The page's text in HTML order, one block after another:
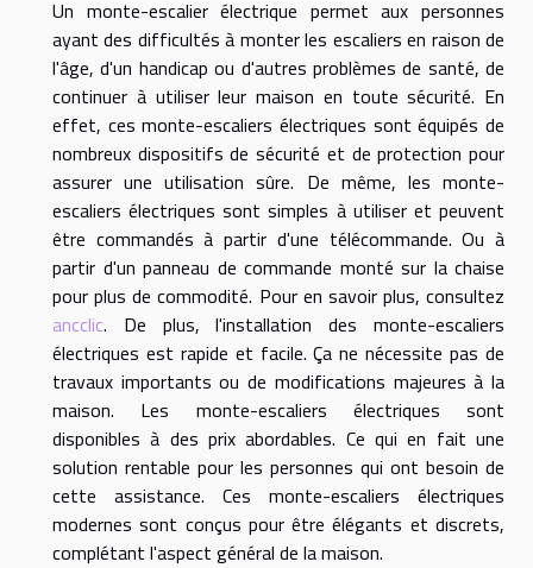
Un monte-escalier électrique permet aux personnes
ayant des difficultés à monter les escaliers en raison de
l'âge, d'un handicap ou d'autres problèmes de santé, de
continuer à utiliser leur maison en toute sécurité. En
effet, ces monte-escaliers électriques sont équipés de
nombreux dispositifs de sécurité et de protection pour
assurer une utilisation sûre. De même, les monte-
escaliers électriques sont simples à utiliser et peuvent
être commandés à partir d'une télécommande. Ou à
partir d'un panneau de commande monté sur la chaise
pour plus de commodité. Pour en savoir plus, consultez
ancclic. De plus, l'installation des monte-escaliers
électriques est rapide et facile. Ça ne nécessite pas de
travaux importants ou de modifications majeures à la
maison. Les monte-escaliers électriques sont
disponibles à des prix abordables. Ce qui en fait une
solution rentable pour les personnes qui ont besoin de
cette assistance. Ces monte-escaliers électriques
modernes sont conçus pour être élégants et discrets,
complétant l'aspect général de la maison.